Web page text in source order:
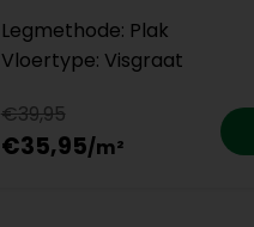
Legmethode: Plak
Vloertype: Visgraat
€39,95
€35,95